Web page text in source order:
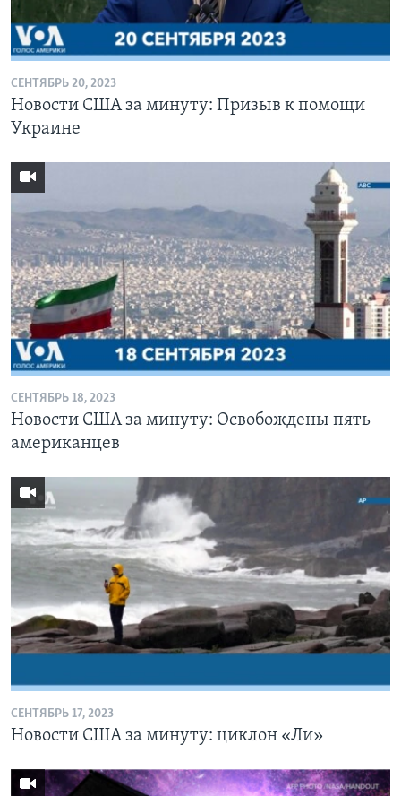
СЕНТЯБРЬ 20, 2023
Новости США за минуту: Призыв к помощи
Украине
СЕНТЯБРЬ 18, 2023
Новости США за минуту: Освобождены пять
американцев
СЕНТЯБРЬ 17, 2023
Новости США за минуту: циклон «Ли»